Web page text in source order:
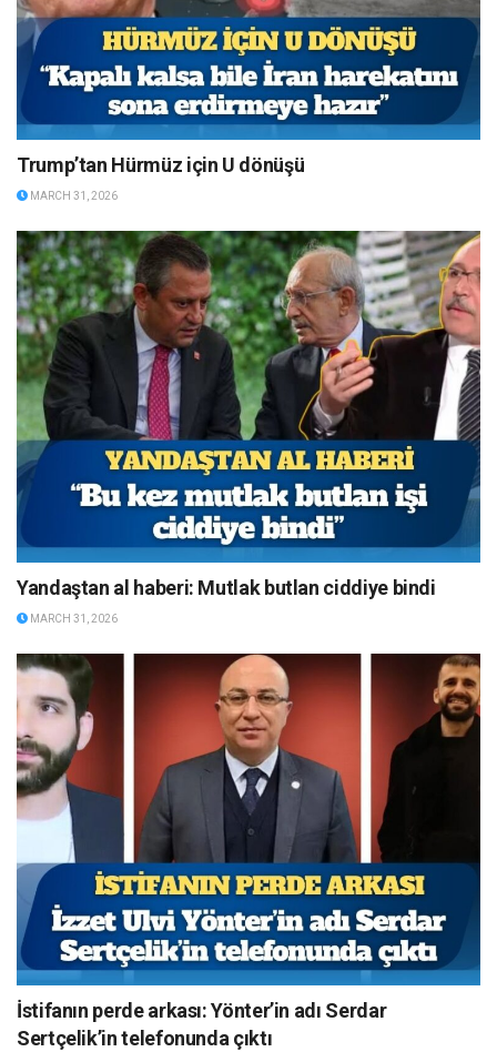
Trump’tan Hürmüz için U dönüşü
MARCH 31, 2026
Yandaştan al haberi: Mutlak butlan ciddiye bindi
MARCH 31, 2026
İstifanın perde arkası: Yönter’in adı Serdar
Sertçelik’in telefonunda çıktı